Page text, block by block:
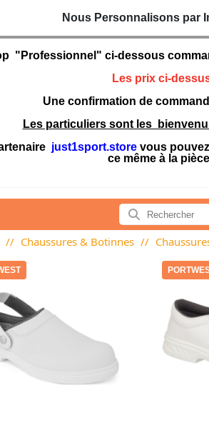
Nous Personnalisons par
"Professionnel" ci-dessous
Les prix ci-
Une confirmation de
Les particuliers sont les
just1sport.store vous
ce même à la
// Chaussures & Botinnes //